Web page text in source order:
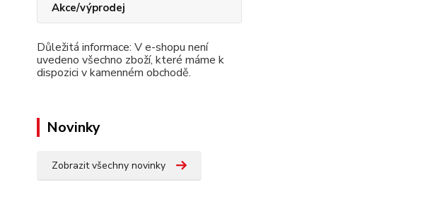
Akce/výprodej
Důležitá informace: V e-shopu není
uvedeno všechno zboží, které máme k
dispozici v kamenném obchodě.
Novinky
Zobrazit všechny novinky